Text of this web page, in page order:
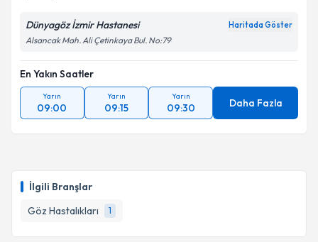
İlgili Branşlar
Göz Hastalıkları
1
Dünyagöz İzmir Hastanesi Haritada Göster
Alsancak Mah. Ali Çetinkaya Bul. No:79
En Yakın Saatler
Yarın
09:00
Yarın
09:15
Yarın
09:30 Daha Fazla